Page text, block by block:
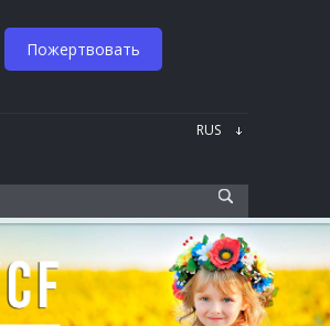
Пожертвовать